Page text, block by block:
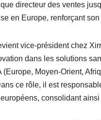
directeur des ventes
en Europe, renforçant
vice-président chez
dans les solutions
Moyen-Orient,
ce rôle, il est
consolidant